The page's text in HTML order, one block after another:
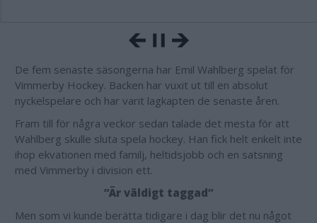
De fem senaste säsongerna har Emil Wahlberg spelat för
Vimmerby Hockey. Backen har vuxit ut till en absolut
nyckelspelare och har varit lagkapten de senaste åren.
Fram till för några veckor sedan talade det mesta för att
Wahlberg skulle sluta spela hockey. Han fick helt enkelt inte
ihop ekvationen med familj, heltidsjobb och en satsning
med Vimmerby i division ett.
”Är väldigt taggad”
Men som vi kunde berätta tidigare i dag blir det nu något